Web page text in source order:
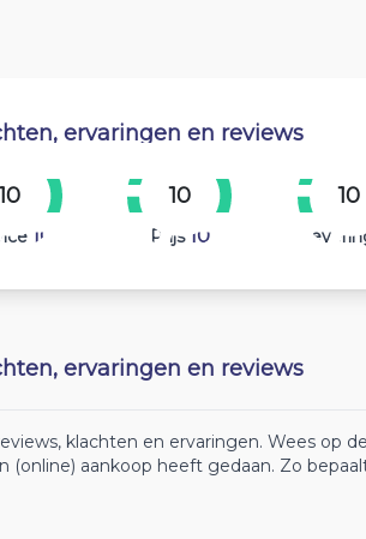
ervaringen en reviews
10
10
10
Prijs 10
10
ervaringen en reviews
klachten en ervaringen. Wees op
(online) aankoop heeft gedaan. Zo